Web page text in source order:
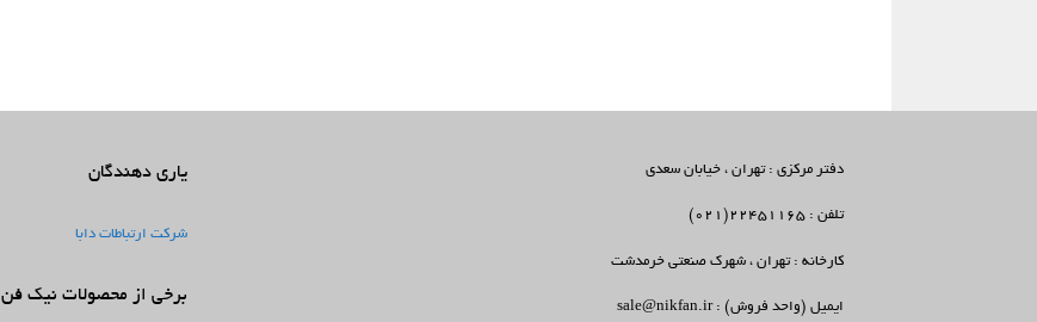
یاری دهندگان
شرکت ارتباطات دابا
برخی از محصولات نیک فن
دفتر مرکزی : تهران ، خیابان سعدی
تلفن : 22451165(021)
کارخانه : تهران ، شهرک صنعتی خرمدشت
ایمیل (واحد فروش) : sale@nikfan.ir